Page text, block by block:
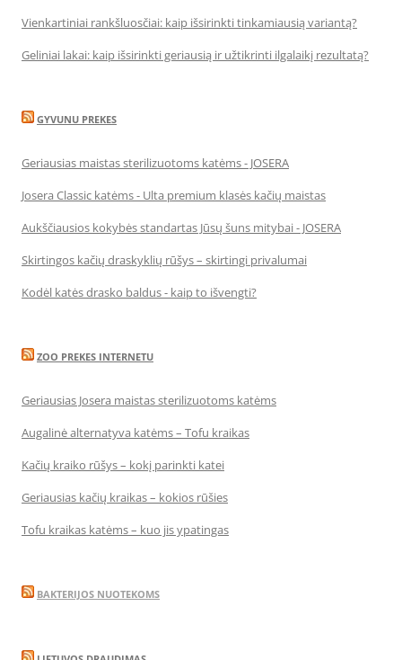
Vienkartiniai rankšluosčiai: kaip išsirinkti tinkamiausią variantą?
Geliniai lakai: kaip išsirinkti geriausią ir užtikrinti ilgalaikį rezultatą?
GYVUNU PREKES
Geriausias maistas sterilizuotoms katėms - JOSERA
Josera Classic katėms - Ulta premium klasės kačių maistas
Aukščiausios kokybės standartas Jūsų šuns mitybai - JOSERA
Skirtingos kačių draskyklių rūšys – skirtingi privalumai
Kodėl katės drasko baldus - kaip to išvengti?
ZOO PREKES INTERNETU
Geriausias Josera maistas sterilizuotoms katėms
Augalinė alternatyva katėms – Tofu kraikas
Kačių kraiko rūšys – kokį parinkti katei
Geriausias kačių kraikas – kokios rūšies
Tofu kraikas katėms – kuo jis ypatingas
BAKTERIJOS NUOTEKOMS